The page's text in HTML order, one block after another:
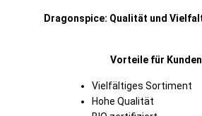
Dragonspice: Qualität und
Vorteile für Kunden
Vielfältiges Sortiment
Hohe Qualität